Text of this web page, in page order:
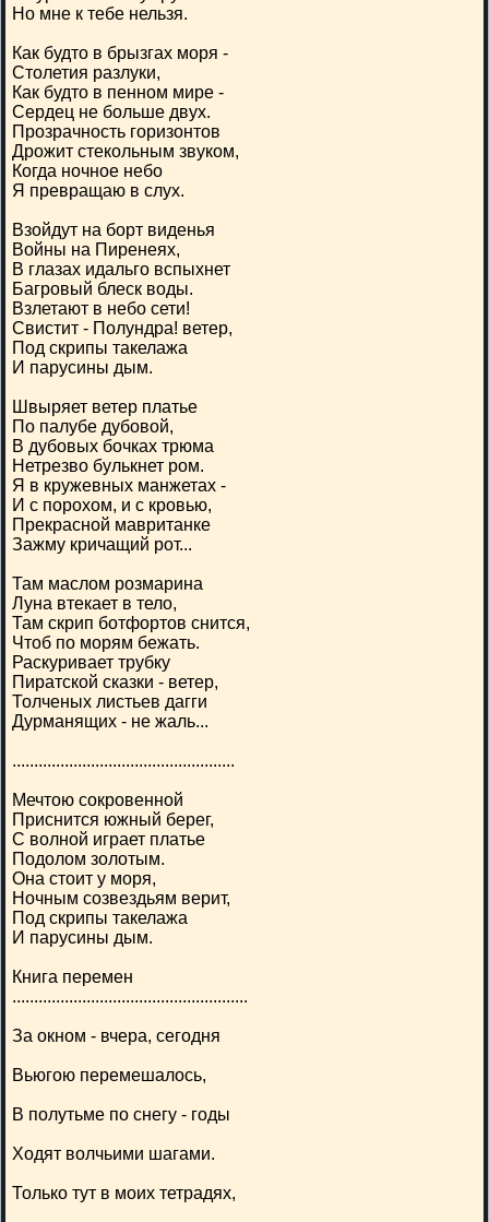
Но мне к тебе нельзя.
Как будто в брызгах моря -
Столетия разлуки,
Как будто в пенном мире -
Сердец не больше двух.
Прозрачность горизонтов
Дрожит стекольным звуком,
Когда ночное небо
Я превращаю в слух.
Взойдут на борт виденья
Войны на Пиренеях,
В глазах идальго вспыхнет
Багровый блеск воды.
Взлетают в небо сети!
Свистит - Полундра! ветер,
Под скрипы такелажа
И парусины дым.
Швыряет ветер платье
По палубе дубовой,
В дубовых бочках трюма
Нетрезво булькнет ром.
Я в кружевных манжетах -
И с порохом, и с кровью,
Прекрасной мавританке
Зажму кричащий рот...
Там маслом розмарина
Луна втекает в тело,
Там скрип ботфортов снится,
Чтоб по морям бежать.
Раскуривает трубку
Пиратской сказки - ветер,
Толченых листьев дагги
Дурманящих - не жаль...
...................................................
Мечтою сокровенной
Приснится южный берег,
С волной играет платье
Подолом золотым.
Она стоит у моря,
Ночным созвездьям верит,
Под скрипы такелажа
И парусины дым.
Книга перемен
......................................................
За окном - вчера, сегодня
Вьюгою перемешалось,
В полутьме по снегу - годы
Ходят волчьими шагами.
Только тут в моих тетрадях,